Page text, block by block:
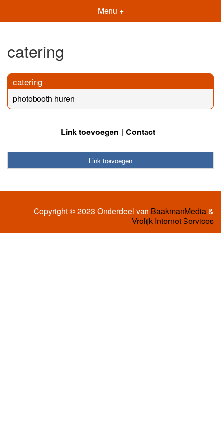
Menu +
catering
catering
photobooth huren
Link toevoegen Contact
Link toevoegen
Copyright © 2023 Onderdeel van BaakmanMedia&
Vrolijk Internet Services